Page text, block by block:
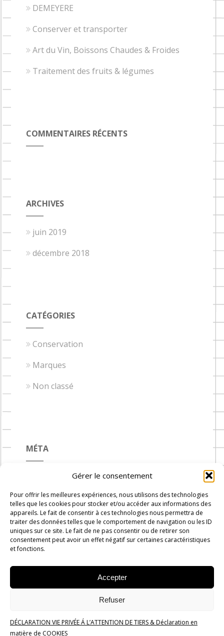
Gérer le consentement
Pour offrir les meilleures expériences, nous utilisons des technologies
telles que les cookies pour stocker et/ou accéder aux informations des
appareils. Le fait de consentir à ces technologies nous permettra de
traiter des données telles que le comportement de navigation ou les ID
uniques sur ce site. Le fait de ne pas consentir ou de retirer son
consentement peut avoir un effet négatif sur certaines caractéristiques
et fonctions.
Accepter
Refuser
DÉCLARATION VIE PRIVÉE Á L’ATTENTION DE TIERS & Déclaration en
matière de COOKIES
DEMEYERE
Conserver et transporter
Art du Vin, Boissons Chaudes & Froides
Traitement des fruits & légumes
COMMENTAIRES RÉCENTS
ARCHIVES
juin 2019
décembre 2018
CATÉGORIES
Conservation
Marques
Non classé
MÉTA
Connexion
Flux des publications
Flux des commentaires
Site de WordPress-FR
Carnets de Cuisine © 2019 -2026-AdministrationRue du
progrès n°7, 1300 Wavre
Politique de confidentialité